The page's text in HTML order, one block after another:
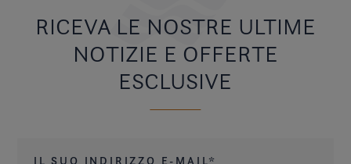
RICEVA LE NOSTRE ULTIME
NOTIZIE E OFFERTE
ESCLUSIVE